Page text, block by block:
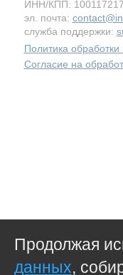
ИНН/КПП:
эл. почта:
служба поддержки:
Политика
Согласие на
Продолжая
данных,